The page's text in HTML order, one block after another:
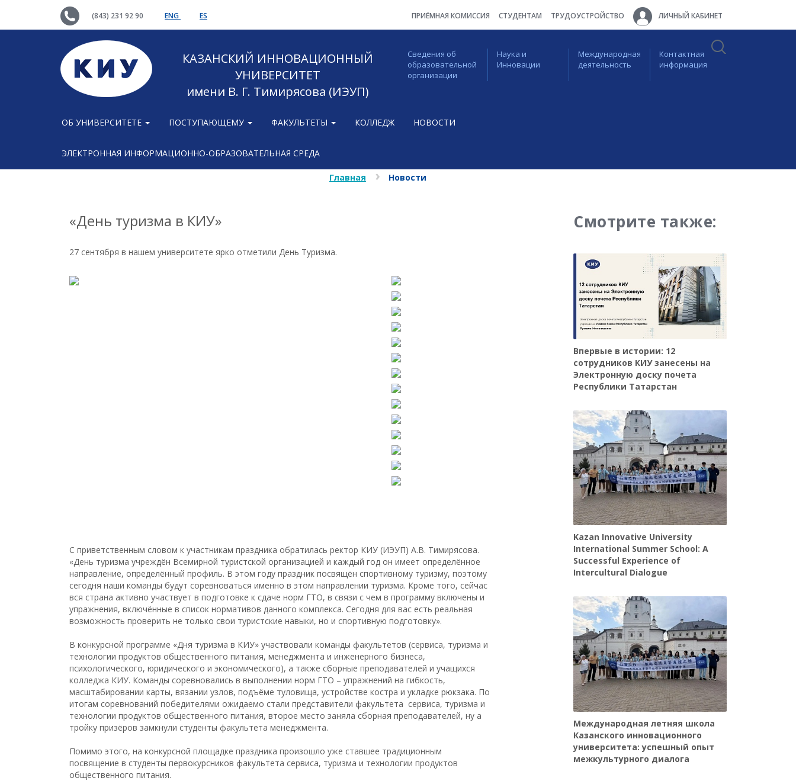
(843) 231 92 90 ENG ES ПРИЁМНАЯ КОМИССИЯ СТУДЕНТАМ ТРУДОУСТРОЙСТВО ЛИЧНЫЙ КАБИНЕТ
КАЗАНСКИЙ ИННОВАЦИОННЫЙ
УНИВЕРСИТЕТ
имени В. Г. Тимирясова (ИЭУП)
Сведения об
образовательной
организации
Наука и
Инновации
Международная
деятельность
Контактная
информация
ОБ УНИВЕРСИТЕТЕ ПОСТУПАЮЩЕМУ ФАКУЛЬТЕТЫ КОЛЛЕДЖ НОВОСТИ
ЭЛЕКТРОННАЯ ИНФОРМАЦИОННО-ОБРАЗОВАТЕЛЬНАЯ СРЕДА
Главная Новости
«День туризма в КИУ»
27 сентября в нашем университете ярко отметили День Туризма.
С приветственным словом к участникам праздника обратилась ректор КИУ (ИЭУП) А.В. Тимирясова.
«День туризма учреждён Всемирной туристской организацией и каждый год он имеет определённое
направление, определённый профиль. В этом году праздник посвящён спортивному туризму, поэтому
сегодня наши команды будут соревноваться именно в этом направлении туризма. Кроме того, сейчас
вся страна активно участвует в подготовке к сдаче норм ГТО, в связи с чем в программу включены и
упражнения, включённые в список нормативов данного комплекса. Сегодня для вас есть реальная
возможность проверить не только свои туристские навыки, но и спортивную подготовку».
В конкурсной программе «Дня туризма в КИУ» участвовали команды факультетов (сервиса, туризма и
технологии продуктов общественного питания, менеджмента и инженерного бизнеса,
психологического, юридического и экономического), а также сборные преподавателей и учащихся
колледжа КИУ. Команды соревновались в выполнении норм ГТО – упражнений на гибкость,
масштабировании карты, вязании узлов, подъёме туловища, устройстве костра и укладке рюкзака. По
итогам соревнований победителями ожидаемо стали представители факультета сервиса, туризма и
технологии продуктов общественного питания, второе место заняла сборная преподавателей, ну а
тройку призёров замкнули студенты факультета менеджмента.
Помимо этого, на конкурсной площадке праздника произошло уже ставшее традиционным
посвящение в студенты первокурсников факультета сервиса, туризма и технологии продуктов
общественного питания.
Смотрите также:
Впервые в истории: 12
сотрудников КИУ занесены на
Электронную доску почета
Республики Татарстан
Kazan Innovative University
International Summer School: A
Successful Experience of
Intercultural Dialogue
Международная летняя школа
Казанского инновационного
университета: успешный опыт
межкультурного диалога